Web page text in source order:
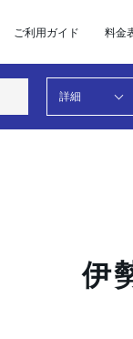
ご利用ガイド 料金
詳細
伊